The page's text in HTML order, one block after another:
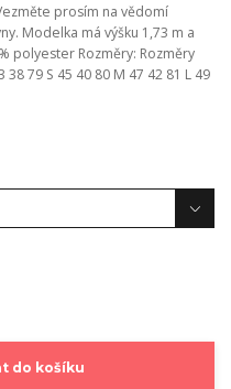
prosím na vědomí
Modelka má výšku 1,73 m a
polyester Rozměry: Rozměry
79 S 45 40 80 M 47 42 81 L 49
do košíku